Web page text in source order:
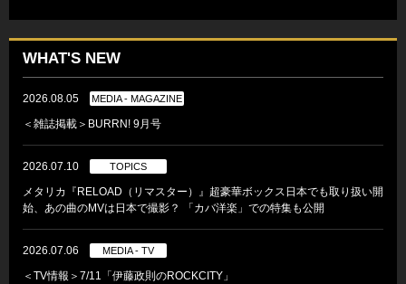
WHAT'S NEW
2026.08.05 MEDIA - MAGAZINE
＜雑誌掲載＞BURRN! 9月号
2026.07.10 TOPICS
メタリカ『RELOAD（リマスター）』超豪華ボックス日本でも取り扱い開
始、あの曲のMVは日本で撮影？ 「カバ洋楽」での特集も公開
2026.07.06 MEDIA - TV
＜TV情報＞7/11「伊藤政則のROCKCITY」